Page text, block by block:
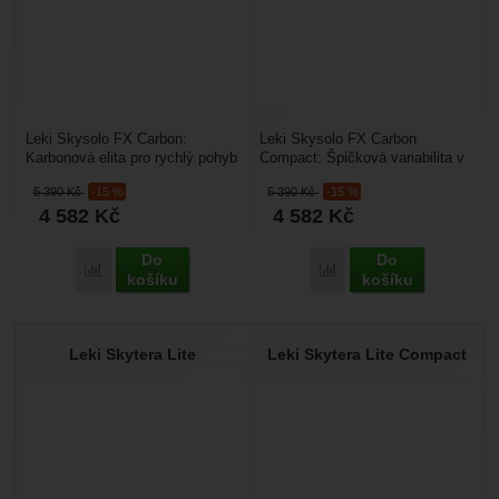
5 390Kč -15 %
4 582 Kč
Přidat 'Leki Skysolo FX Carbon' k porovnání
Do
košíku
Leki Skysolo FX Carbon:
Karbonová elita pro rychlý pohyb
nekompromisní...
5 390Kč -15 %
4 582 Kč
Přidat 'Leki Skysolo FX
Do
košíku
Leki Skysolo FX Carbon
Compact: Špičková variabilita v
Carbon Compact je...
Leki Skytera Lite Leki Skytera Lite Compact